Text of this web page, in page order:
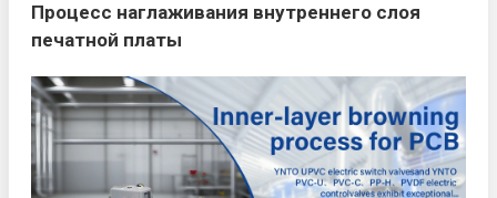
Процесс наглаживания внутреннего слоя
печатной платы